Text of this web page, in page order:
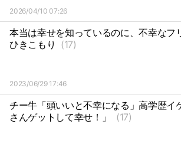
2026/04/10 07:26
本当は幸せを知っているのに、不幸なフ
ひきこもり
(17)
2023/06/29 17:46
チー牛「頭いいと不幸になる」高学歴イ
さんゲットして幸せ！」
(17)